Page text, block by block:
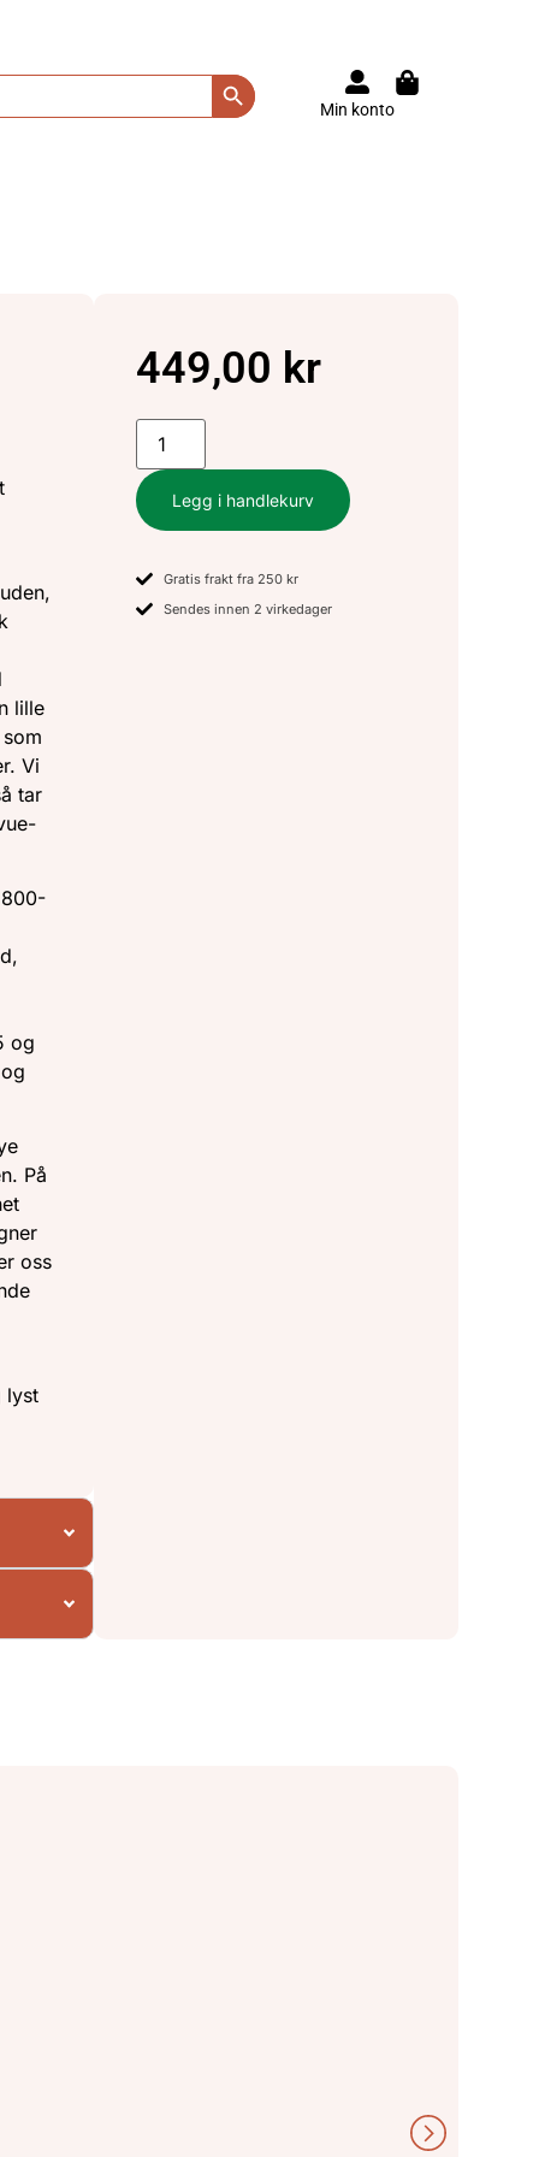
Search Button
Min konto
lille
Vi
tar
og
På
oss
lyst
449,00 kr
Legg i handlekurv
Gratis frakt fra 250 kr
Sendes innen 2 virkedager